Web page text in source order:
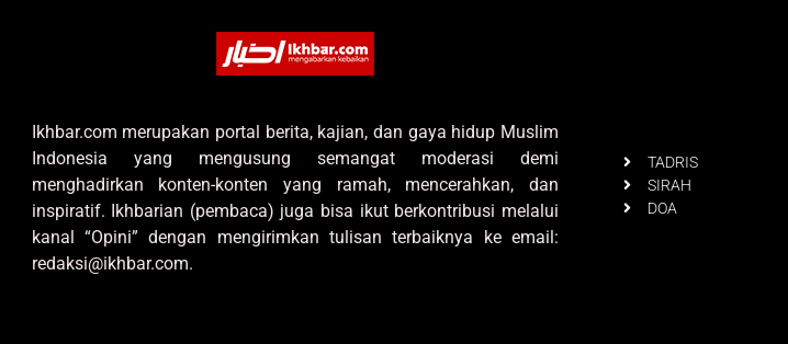
Ikhbar.com merupakan portal berita, kajian, dan gaya hidup Muslim
Indonesia yang mengusung semangat moderasi demi
menghadirkan konten-konten yang ramah, mencerahkan, dan
inspiratif. Ikhbarian (pembaca) juga bisa ikut berkontribusi melalui
kanal “Opini” dengan mengirimkan tulisan terbaiknya ke email:
redaksi@ikhbar.com.
TADRIS
SIRAH
DOA